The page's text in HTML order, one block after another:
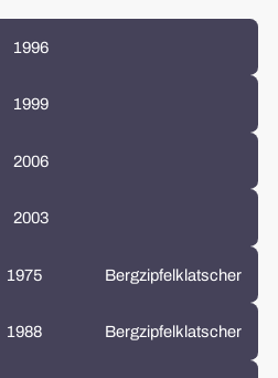
1996
1999
2006
2003
1975 Bergzipfelklatscher
1988 Bergzipfelklatscher